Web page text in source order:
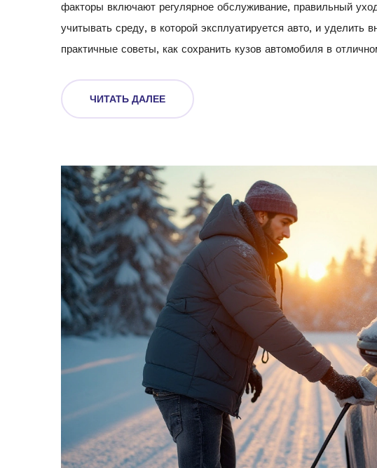
факторы включают регулярное обслуживание, правильный
учитывать среду, в которой эксплуатируется авто, и уделить
практичные советы, как сохранить кузов автомобиля в
ЧИТАТЬ ДАЛЕЕ